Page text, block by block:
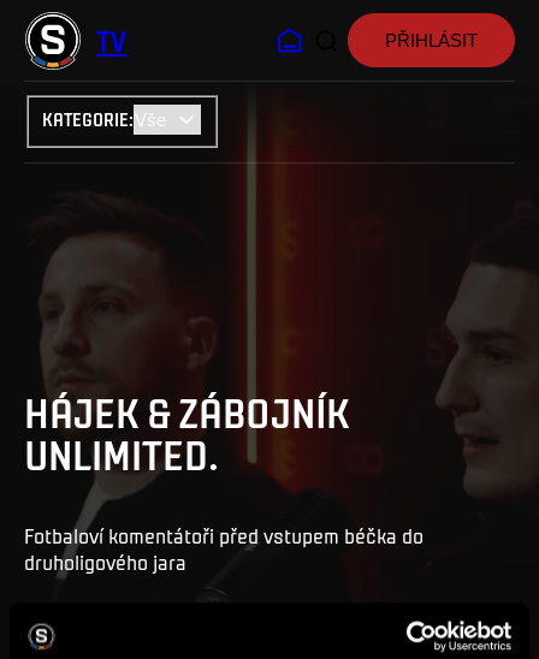
TV
KATEGORIE:
PŘIHLÁSIT
HÁJEK & ZÁBOJNÍK
UNLIMITED.
Fotbaloví komentátoři před vstupem béčka do
druholigového jara